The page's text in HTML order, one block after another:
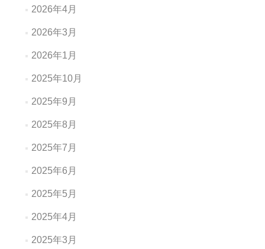
2026年4月
2026年3月
2026年1月
2025年10月
2025年9月
2025年8月
2025年7月
2025年6月
2025年5月
2025年4月
2025年3月